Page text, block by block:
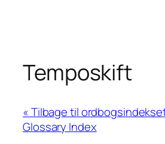
Temposkift
Glossary Index